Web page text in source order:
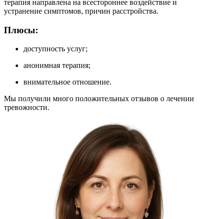
терапия направлена на всестороннее воздействие и
устранение симптомов, причин расстройства.
Плюсы:
доступность услуг;
анонимная терапия;
внимательное отношение.
Мы получили много положительных отзывов о лечении
тревожности.